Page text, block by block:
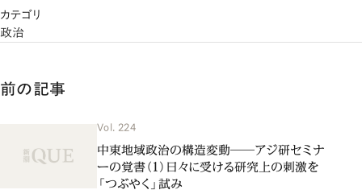
カテゴリ
政治
前の記事
Vol. 224
中東地域政治の構造変動――アジ研セミナ
ーの覚書（１）日々に受ける研究上の刺激を
「つぶやく」試み